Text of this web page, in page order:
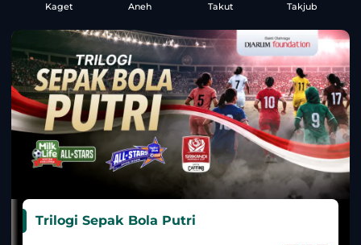
Kaget
Aneh
Takut
Takjub
Trilogi Sepak Bola Putri